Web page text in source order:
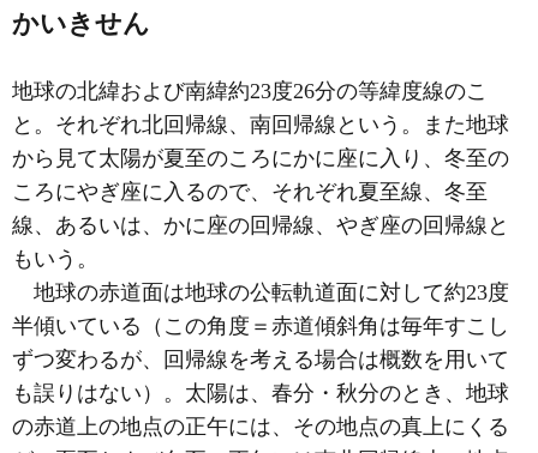
かいきせん
地球の北緯および南緯約23度26分の等緯度線のこ
と。それぞれ北回帰線、南回帰線という。また地球
から見て太陽が夏至のころにかに座に入り、冬至の
ころにやぎ座に入るので、それぞれ夏至線、冬至
線、あるいは、かに座の回帰線、やぎ座の回帰線と
もいう。
地球の赤道面は地球の公転軌道面に対して約23度
半傾いている（この角度＝赤道傾斜角は毎年すこし
ずつ変わるが、回帰線を考える場合は概数を用いて
も誤りはない）。太陽は、春分・秋分のとき、地球
の赤道上の地点の正午には、その地点の真上にくる